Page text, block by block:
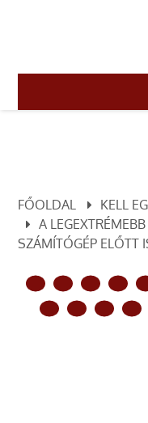
FŐOLDAL
KELL
A
SZÁMÍTÓGÉP ELŐTT